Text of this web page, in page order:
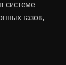
системе
газов,